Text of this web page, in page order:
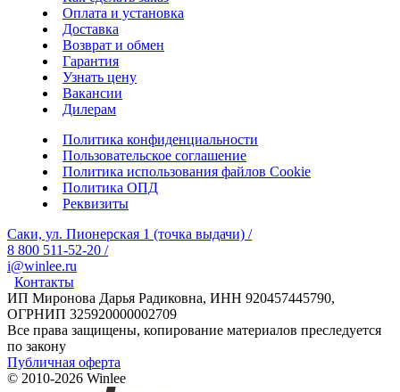
Оплата и установка
Доставка
Возврат и обмен
Гарантия
Узнать цену
Вакансии
Дилерам
Политика конфиденциальности
Пользовательское соглашение
Политика использования файлов Cookie
Политика ОПД
Реквизиты
Саки, ул. Пионерская 1 (точка выдачи) /
8 800 511-52-20 /
i@winlee.ru
Контакты
ИП Миронова Дарья Радиковна, ИНН 920457445790,
ОГРНИП 325920000002709
Все права защищены, копирование материалов преследуется
по закону
Публичная оферта
© 2010-2026 Winlee